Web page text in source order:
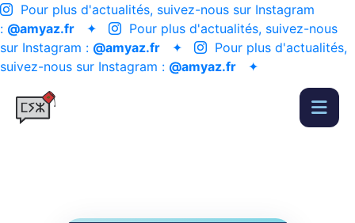
Pour plus d'actualités, suivez-nous sur Instagram
: @amyaz.fr ✦
Pour plus d'actualités, suivez-nous
sur Instagram : @amyaz.fr ✦
Pour plus d'actualités,
suivez-nous sur Instagram : @amyaz.fr ✦